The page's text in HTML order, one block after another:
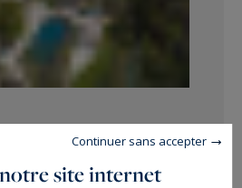
service d’une
site internet
Continuer sans accepter